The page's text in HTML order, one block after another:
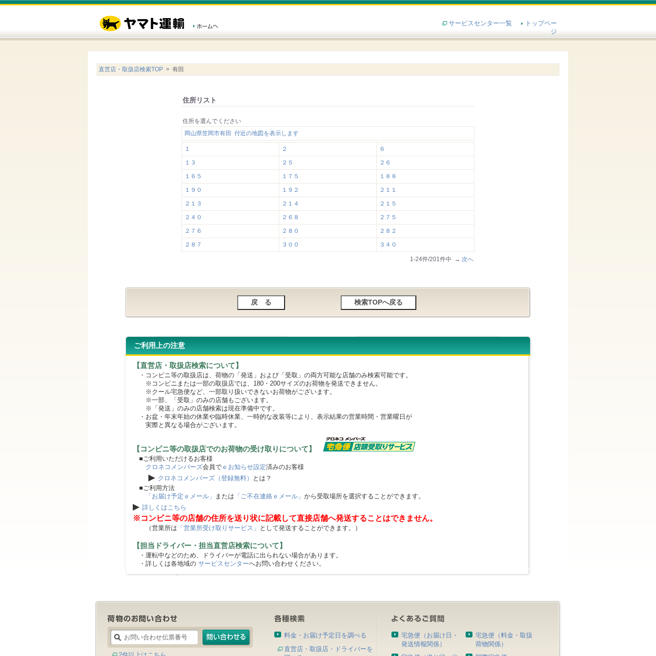
サービスセンター一覧
トップペー
ジ
直営店・取扱店検索TOP > 有田
住所リスト
住所を選んでください
岡山県笠岡市有田 付近の地図を表示します
１ ２
６
１３
２５
２６
１６５
１７５
１８８
１９０
１９２
２１１
２１３
２１４
２１５
２４０
２６８
２７５
２７６
２８０
２８２
２８７
３００ ３４０
1-24件/201件中 → 次へ
ご利用上の注意
【直営店・取扱店検索について】
・コンビニ等の取扱店は、荷物の「発送」および「受取」の両方可能な店舗のみ検索可能です。
※コンビニまたは一部の取扱店では、180・200サイズのお荷物を発送できません。
※クール宅急便など、一部取り扱いできないお荷物がございます。
※一部、「受取」のみの店舗もございます。
※「発送」のみの店舗検索は現在準備中です。
・お盆・年末年始の休業や臨時休業、一時的な改装等により、表示結果の営業時間・営業曜日が
実際と異なる場合がございます。
【コンビニ等の取扱店でのお荷物の受け取りについて】
■ご利用いただけるお客様
クロネコメンバーズ会員で ｅお知らせ設定済みのお客様
▶ クロネコメンバーズ（登録無料）
とは？
■ご利用方法
「お届け予定ｅメール」 または 「ご不在連絡ｅメール」 から受取場所を選択することができます。
▶ 詳しくはこちら
※コンビニ等の店舗の住所を送り状に記載して直接店舗へ発送することはできません。
（営業所は 「営業所受け取りサービス」 として発送することができます。）
【担当ドライバー・担当直営店検索について】
・運転中などのため、ドライバーが電話に出られない場合があります。
・詳しくは各地域の サービスセンターへお問い合わせください。
料金・お届け予定日を調べる
直営店・取扱店・ドライバーを
宅急便（お届け日・
発送情報関係）
宅急便（料金・取扱
荷物関係）